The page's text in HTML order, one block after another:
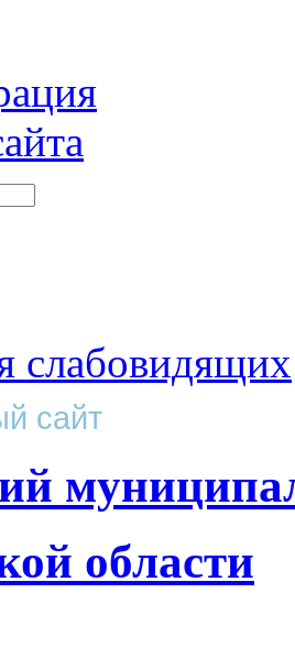
слабовидящих
сайт
области